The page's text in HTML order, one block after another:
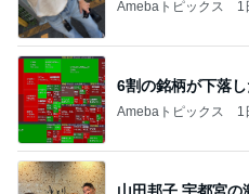
Amebaトピックス 1
6割の銘柄が下落
Amebaトピックス 1